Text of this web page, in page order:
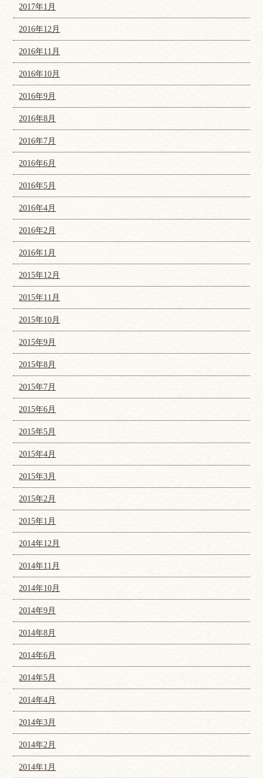
2017年1月
2016年12月
2016年11月
2016年10月
2016年9月
2016年8月
2016年7月
2016年6月
2016年5月
2016年4月
2016年2月
2016年1月
2015年12月
2015年11月
2015年10月
2015年9月
2015年8月
2015年7月
2015年6月
2015年5月
2015年4月
2015年3月
2015年2月
2015年1月
2014年12月
2014年11月
2014年10月
2014年9月
2014年8月
2014年6月
2014年5月
2014年4月
2014年3月
2014年2月
2014年1月